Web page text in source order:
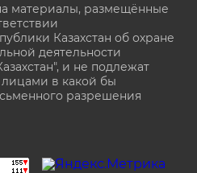
материалы, размещённые
Казахстан об охране
деятельности
и не подлежат
в какой бы
разрешения